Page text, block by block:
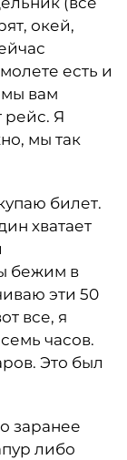
окей,
есть и
мы вам
рейс. Я
мы так
билет.
хватает
бежим в
эти 50
все, я
часов.
Это был
заранее
либо